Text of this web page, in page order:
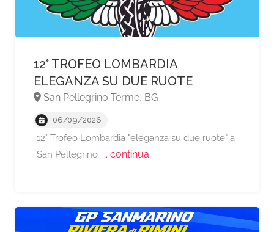
A partire da
12° TROFEO LOMBARDIA
ELEGANZA SU DUE RUOTE
San Pellegrino Terme, BG
06/09/2026
12° Trofeo Lombardia "eleganza su due ruote" a
San Pellegrino... continua